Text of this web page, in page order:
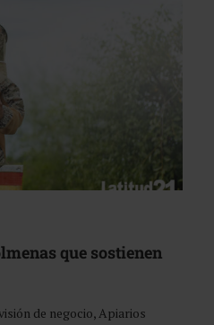
que sostienen
de negocio, Apiarios